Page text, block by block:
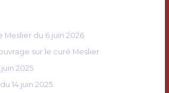
Meslier du 6 juin 2026
sur le curé Meslier
2025
14 juin 2025